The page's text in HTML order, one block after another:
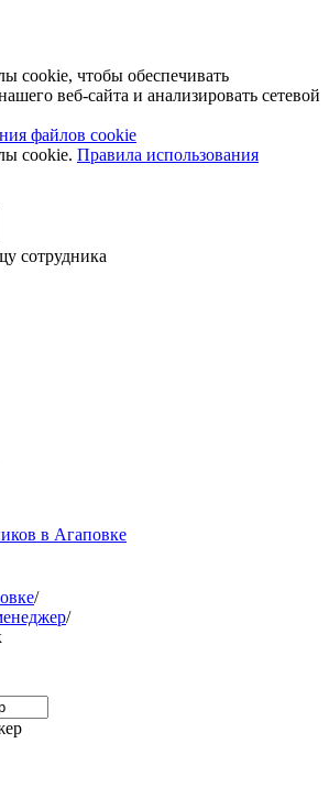
cookie, чтобы обеспечивать
веб-сайта и анализировать сетевой
файлов cookie
cookie. Правила использования
сотрудника
в Агаповке
/
/